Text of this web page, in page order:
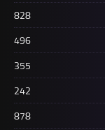
828
496
355
242
878